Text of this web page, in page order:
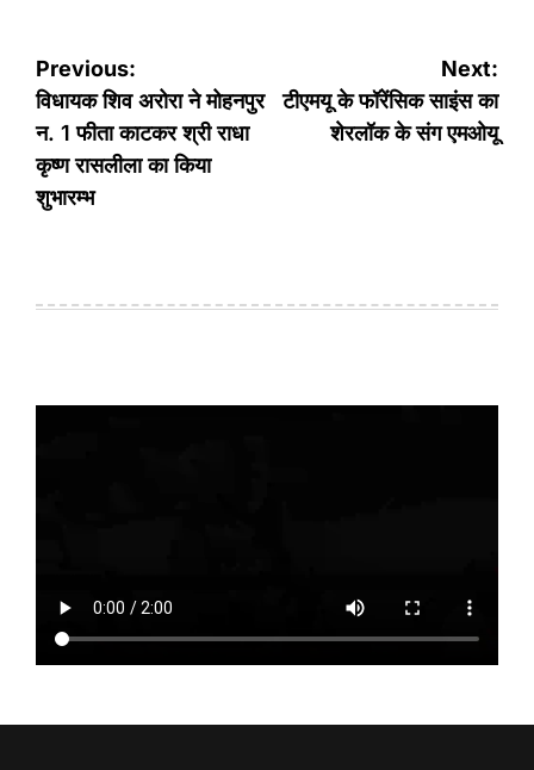
Post
navigation
Previous:
विधायक शिव अरोरा ने मोहनपुर
न. 1 फीता काटकर श्री राधा
कृष्ण रासलीला का किया
शुभारम्भ
Next:
टीएमयू के फॉरेंसिक साइंस का
शेरलॉक के संग एमओयू